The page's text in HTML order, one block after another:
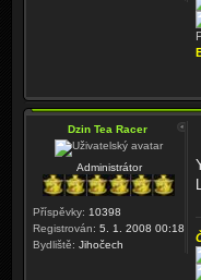
Dzin Tea Racer
Administrátor
Příspěvky: 10398
Registrován: 5. 1. 2008 00:18
Bydliště: Jihočech